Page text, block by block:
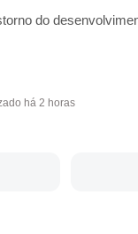
do
há 2 horas